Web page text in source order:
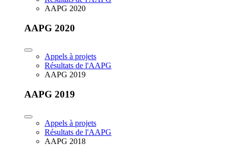
AAPG 2020
AAPG 2020
Appels à projets
Résultats de l'AAPG
AAPG 2019
AAPG 2019
Appels à projets
Résultats de l'AAPG
AAPG 2018